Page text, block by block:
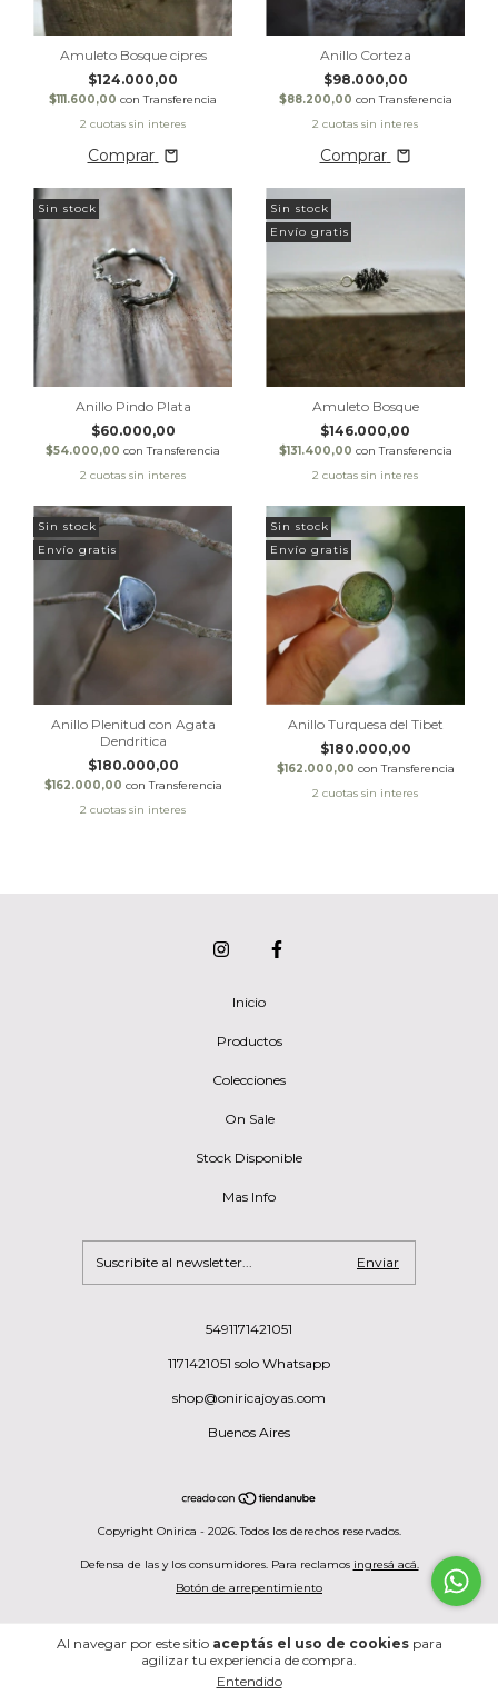
Al navegar por este sitio aceptás el uso de cookiespara
agilizar tu experiencia de compra.
Entendido
Amuleto Bosque cipres
$124.000,00
$111.600,00 con Transferencia
Comprar
Anillo Corteza
$98.000,00
$88.200,00 con Transferencia
Comprar
Sin stock
Anillo Pindo Plata
$60.000,00
$54.000,00 con Transferencia
Sin stock
Envío gratis
Amuleto Bosque
$146.000,00
$131.400,00 con Transferencia
Sin stock
Envío gratis
Anillo Plenitud con Agata
Dendritica
$180.000,00
$162.000,00 con Transferencia
Sin stock
Envío gratis
Anillo Turquesa del Tibet
$180.000,00
$162.000,00 con Transferencia
Inicio
Productos
Colecciones
On Sale
Stock Disponible
Mas Info
5491171421051
1171421051 solo Whatsapp
shop@oniricajoyas.com
Buenos Aires
Copyright Onirica - 2026. Todos los derechos reservados.
Defensa de las y los consumidores. Para reclamos ingresá acá.
Botón de arrepentimiento